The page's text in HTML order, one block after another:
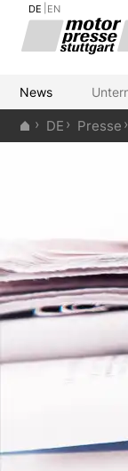
DE EN
News
DE Presse